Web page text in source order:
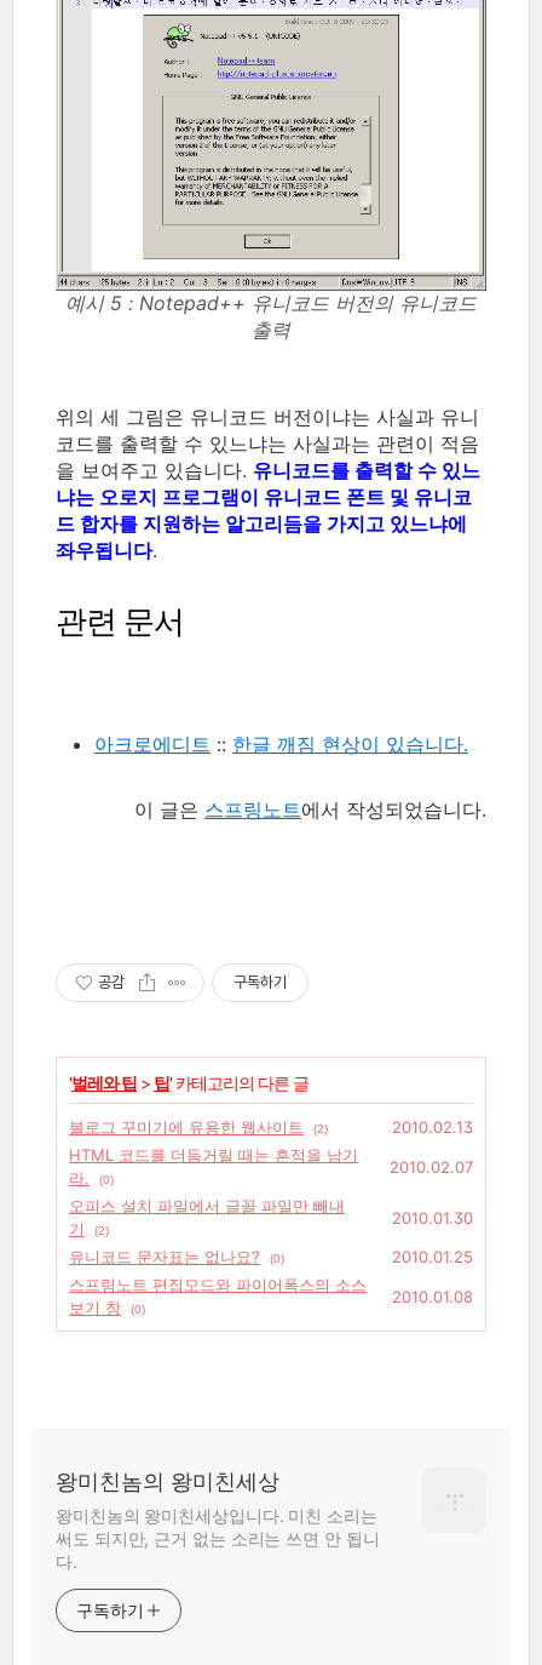
예시 5 : Notepad++ 유니코드 버전의 유니코드
출력
위의 세 그림은 유니코드 버전이냐는 사실과 유니
코드를 출력할 수 있느냐는 사실과는 관련이 적음
을 보여주고 있습니다. 유니코드를 출력할 수 있느
냐는 오로지 프로그램이 유니코드 폰트 및 유니코
드 합자를 지원하는 알고리듬을 가지고 있느냐에
좌우됩니다.
관련 문서
아크로에디트 :: 한글 깨짐 현상이 있습니다.
이 글은 스프링노트에서 작성되었습니다.
공감 구독하기
'벌레와 팁 > 팁' 카테고리의 다른 글
블로그 꾸미기에 유용한 웹사이트 (2)
2010.02.13
HTML 코드를 더듬거릴 때는 흔적을 남기
라.
(0)
2010.02.07
오피스 설치 파일에서 글꼴 파일만 빼내
기
(2)
2010.01.30
유니코드 문자표는 없나요?
(0)
2010.01.25
스프링노트 편집모드와 파이어폭스의 소스
보기 창
(0)
2010.01.08
왕미친놈의 왕미친세상
왕미친놈의 왕미친세상입니다. 미친 소리는
써도 되지만, 근거 없는 소리는 쓰면 안 됩니
다.
구독하기